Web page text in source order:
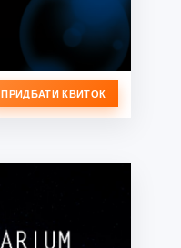
ПРИДБАТИ КВИТОК